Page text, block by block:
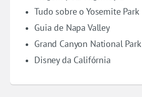
Tudo sobre o Yosemite Park
Guia de Napa Valley
Grand Canyon National Park
Disney da Califórnia